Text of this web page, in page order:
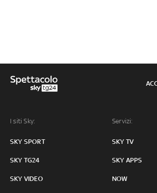
I siti Sky:
SKY SPORT
SKY TG24
SKY VIDEO
Servizi:
SKY TV
SKY APPS
NOW